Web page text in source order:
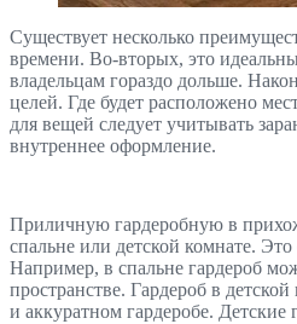
Существует несколько
времени. Во-вторых, это
владельцам гораздо дольше.
целей. Где будет расположено
для вещей следует учитывать
внутреннее оформление.
Приличную гардеробную в
спальне или детской комнате.
Например, в спальне гардероб
пространстве. Гардероб в
и аккуратном гардеробе.